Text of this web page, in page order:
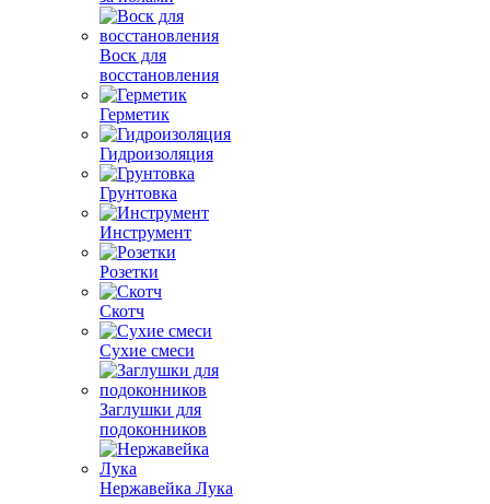
Воск для
восстановления
Герметик
Гидроизоляция
Грунтовка
Инструмент
Розетки
Скотч
Сухие смеси
Заглушки для
подоконников
Нержавейка Лука